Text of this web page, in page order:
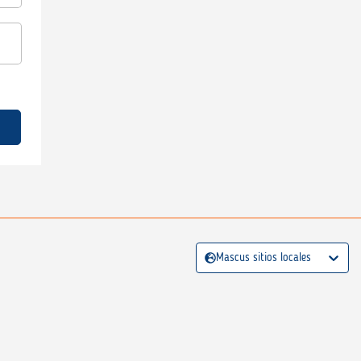
Mascus sitios locales